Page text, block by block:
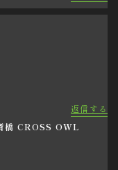
返信する
橋 CROSS OWL